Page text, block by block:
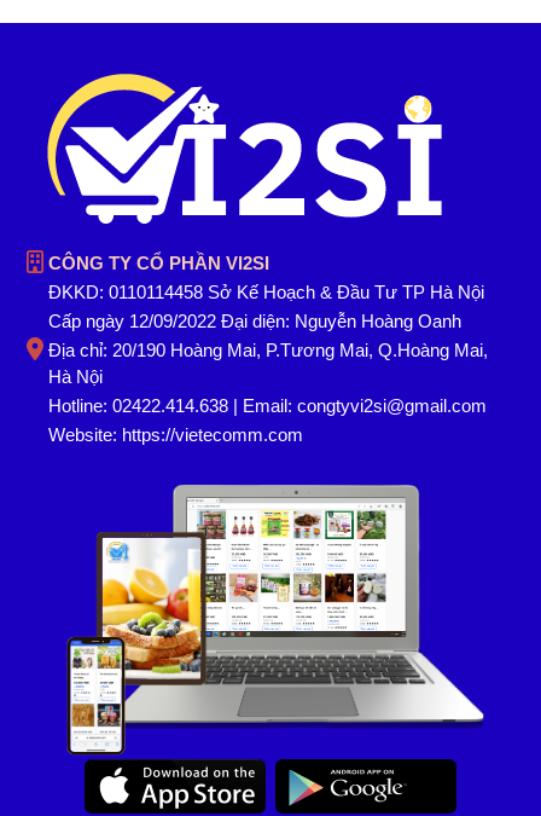
CÔNG TY CỔ PHẦN VI2SI
ĐKKD: 0110114458 Sở Kế Hoạch & Đầu Tư TP Hà Nội
Cấp ngày 12/09/2022 Đại diện: Nguyễn Hoàng Oanh
Địa chỉ: 20/190 Hoàng Mai, P.Tương Mai, Q.Hoàng Mai,
Hà Nội
Hotline: 02422.414.638 | Email: congtyvi2si@gmail.com
Website: https://vietecomm.com